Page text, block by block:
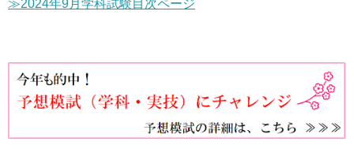
≫2024年9月学科試験目次ページ